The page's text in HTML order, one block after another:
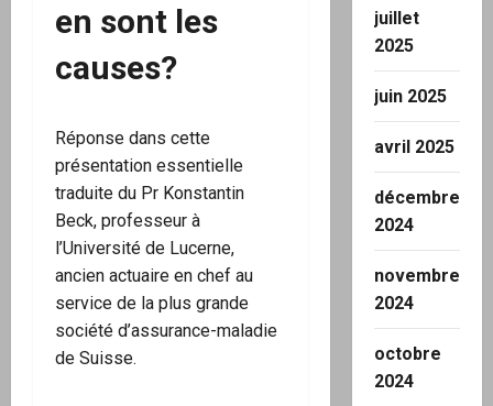
en sont les
causes?
Réponse dans cette
présentation essentielle
traduite du Pr Konstantin
Beck, professeur à
l’Université de Lucerne,
ancien actuaire en chef au
service de la plus grande
société d’assurance-maladie
de Suisse.
juillet
2025
juin 2025
avril 2025
décembre
2024
novembre
2024
octobre
2024